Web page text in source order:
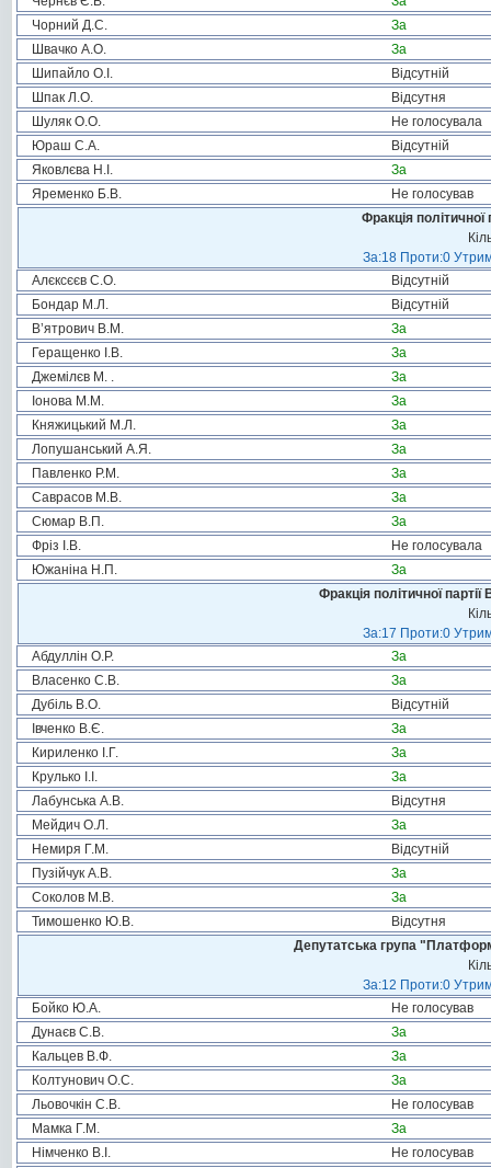
Чорний Д.С.
За
Швачко А.О.
За
Шипайло О.І.
Відсутній
Шпак Л.О.
Відсутня
Шуляк О.О.
Не голосувала
Юраш С.А.
Відсутній
Яковлєва Н.І.
За
Яременко Б.В.
Не голосував
Фракція
За:18 Проти:0
Алєксєєв С.О.
Відсутній
Бондар М.Л.
Відсутній
В’ятрович В.М.
За
Геращенко І.В.
За
Джемілєв М. .
За
Іонова М.М.
За
Княжицький М.Л.
За
Лопушанський А.Я.
За
Павленко Р.М.
За
Саврасов М.В.
За
Сюмар В.П.
За
Фріз І.В.
Не голосувала
Южаніна Н.П.
За
Фракція політичної
За:17 Проти:0
Абдуллін О.Р.
За
Власенко С.В.
За
Дубіль В.О.
Відсутній
Івченко В.Є.
За
Кириленко І.Г.
За
Крулько І.І.
За
Лабунська А.В.
Відсутня
Мейдич О.Л.
За
Немиря Г.М.
Відсутній
Пузійчук А.В.
За
Соколов М.В.
За
Тимошенко Ю.В.
Відсутня
Депутатська група
За:12 Проти:0
Бойко Ю.А.
Не голосував
Дунаєв С.В.
За
Кальцев В.Ф.
За
Колтунович О.С.
За
Льовочкін С.В.
Не голосував
Мамка Г.М.
За
Німченко В.І.
Не голосував